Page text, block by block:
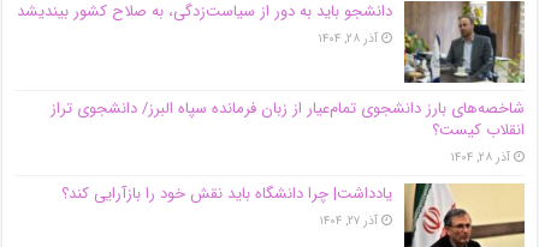
دانشجو باید به دور از سیاست‌زدگی، به صلاح کشور بیندیشد
آذر ۲۸, ۱۴۰۴
شاخصه‌های بارز دانشجوی تمام‌عیار از زبان فرمانده سپاه البرز/ دانشجوی تراز
انقلاب کیست؟
آذر ۲۸, ۱۴۰۴
یادداشت| چرا دانشگاه باید نقش خود را بازآرایی کند؟
آذر ۲۷, ۱۴۰۴